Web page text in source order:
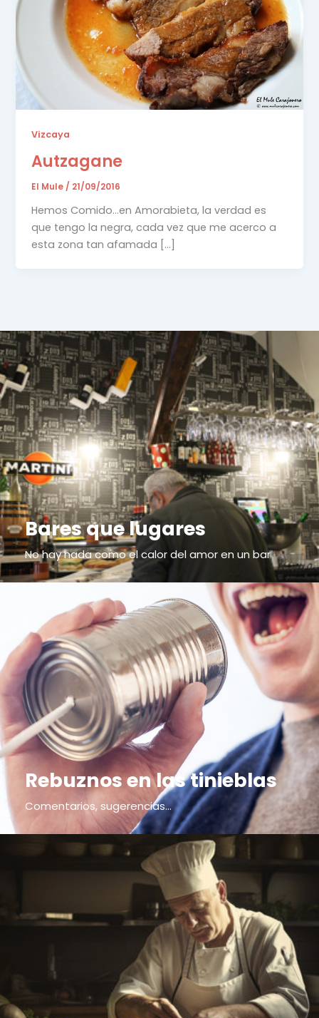
Vizcaya
Autzagane
El Mule/ 21/09/2016
Hemos Comido…en Amorabieta, la verdad es
que tengo la negra, cada vez que me acerco a
esta zona tan afamada […]
Bares que lugares
No hay nada como el calor del amor en un bar
Rebuznos en las tinieblas
Comentarios, sugerencias...